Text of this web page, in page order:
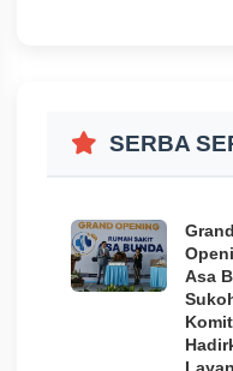
Ziarah ke Makam
Tokoh Bangsa, Budi
SERBA
Grand
Asa